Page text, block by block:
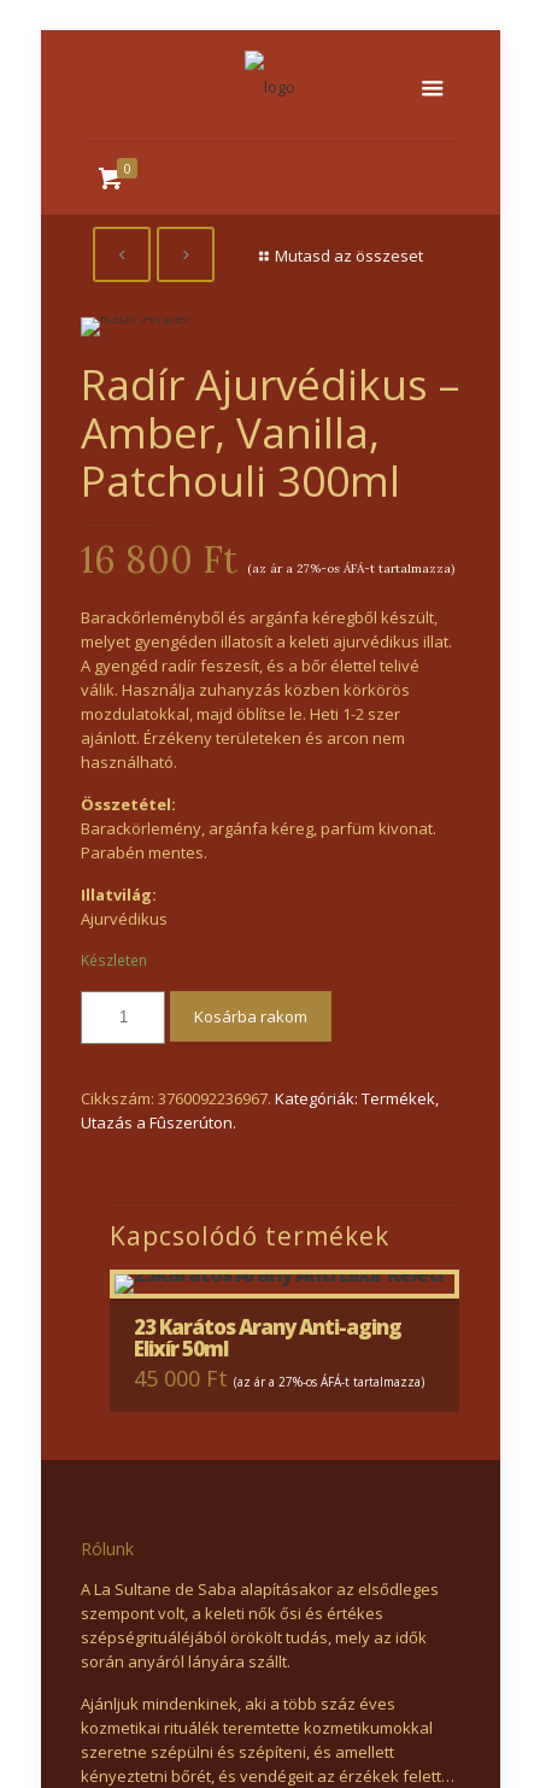
0
Mutasd az összeset
Radír Ajurvédikus –
Amber, Vanilla,
Patchouli 300ml
16 800 Ft (az ár a 27%-os ÁFÁ-t tartalmazza)
Barackőrleményből és argánfa kéregből készült,
melyet gyengéden illatosít a keleti ajurvédikus illat.
A gyengéd radír feszesít, és a bőr élettel telivé
válik. Használja zuhanyzás közben körkörös
mozdulatokkal, majd öblítse le. Heti 1-2 szer
ajánlott. Érzékeny területeken és arcon nem
használható.
Összetétel:
Barackörlemény, argánfa kéreg, parfüm kivonat.
Parabén mentes.
Illatvilág:
Ajurvédikus
Készleten
Kosárba rakom
Cikkszám: 3760092236967. Kategóriák: Termékek
Utazás a Fûszerúton.
Kapcsolódó termékek
23 Karátos Arany Anti-aging
Elixír 50ml
45 000 Ft (az ár a 27%-os ÁFÁ-t tartalmazza)
Rólunk
A La Sultane de Saba alapításakor az elsődleges
szempont volt, a keleti nők ősi és értékes
szépségrituáléjából örökölt tudás, mely az idők
során anyáról lányára szállt.
Ajánljuk mindenkinek, aki a több száz éves
kozmetikai rituálék teremtette kozmetikumokkal
szeretne szépülni és szépíteni, és amellett
kényeztetni bőrét, és vendégeit az érzékek felett…